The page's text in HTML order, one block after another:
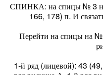
СПИНКА: на спицы № 3
166, 178) п. И
Перейти на спицы на №
1-й ряд (лицевой): 43